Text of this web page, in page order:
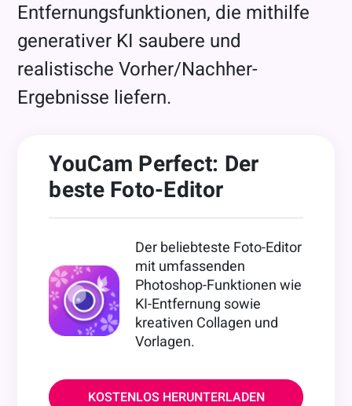
Entfernungsfunktionen, die mithilfe
generativer KI saubere und
realistische Vorher/Nachher-
Ergebnisse liefern.
YouCam Perfect: Der
beste Foto-Editor
Der beliebteste Foto-Editor
mit umfassenden
Photoshop-Funktionen wie
KI-Entfernung sowie
kreativen Collagen und
Vorlagen.
KOSTENLOS HERUNTERLADEN